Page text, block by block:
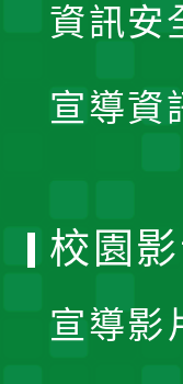
資訊安
宣導資
校園
宣導影